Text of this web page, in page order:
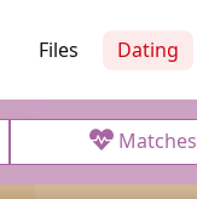
Files Dating
Matches